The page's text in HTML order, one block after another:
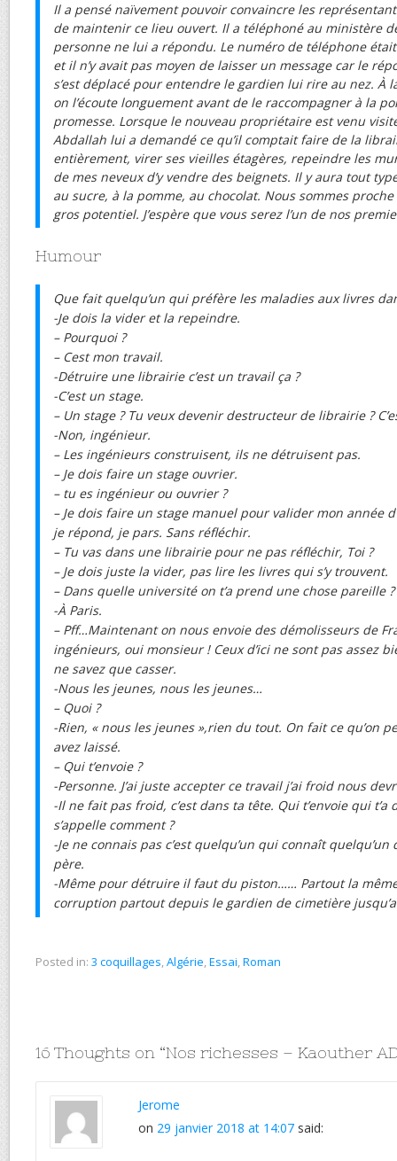
Il a pensé naïvement pouvoir convaincre les
de maintenir ce lieu ouvert. Il a téléphoné au ministère
personne ne lui a répondu. Le numéro de téléphone
et il n’y avait pas moyen de laisser un message car le
s’est déplacé pour entendre le gardien lui rire au nez. À
on l’écoute longuement avant de le raccompagner à la
promesse. Lorsque le nouveau propriétaire est venu
Abdallah lui a demandé ce qu’il comptait faire de la
entièrement, virer ses vieilles étagères, repeindre les
de mes neveux d’y vendre des beignets. Il y aura tout
au sucre, à la pomme, au chocolat. Nous sommes
gros potentiel. J’espère que vous serez l’un de nos
Humour
Que fait quelqu’un qui préfère les maladies aux livres
-Je dois la vider et la repeindre.
– Pourquoi ?
– Cest mon travail.
-Détruire une librairie c’est un travail ça ?
-C’est un stage.
– Un stage ? Tu veux devenir destructeur de librairie ?
-Non, ingénieur.
– Les ingénieurs construisent, ils ne détruisent pas.
– Je dois faire un stage ouvrier.
– tu es ingénieur ou ouvrier ?
– Je dois faire un stage manuel pour valider mon année
je répond, je pars. Sans réfléchir.
– Tu vas dans une librairie pour ne pas réfléchir, Toi ?
– Je dois juste la vider, pas lire les livres qui s’y trouvent.
– Dans quelle université on t’a prend une chose pareille ?
-À Paris.
– Pff…Maintenant on nous envoie des démolisseurs de
ingénieurs, oui monsieur ! Ceux d’ici ne sont pas assez
ne savez que casser.
-Nous les jeunes, nous les jeunes…
– Quoi ?
-Rien, « nous les jeunes »,rien du tout. On fait ce qu’on
avez laissé.
– Qui t’envoie ?
-Personne. J’ai juste accepter ce travail j’ai froid nous
-Il ne fait pas froid, c’est dans ta tête. Qui t’envoie qui t’a
s’appelle comment ?
-Je ne connais pas c’est quelqu’un qui connaît
père.
-Même pour détruire il faut du piston…… Partout la
corruption partout depuis le gardien de cimetière
Posted in: 3 coquillages,Algérie,Essai,Roman
16 Thoughts on “Nos richesses – Kaouther
Jerome
on 29 janvier 2018 at 14:07 said: